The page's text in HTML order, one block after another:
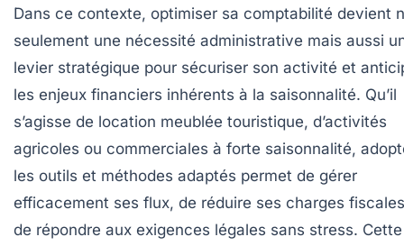
Dans ce contexte, optimiser sa comptabilité devient
seulement une nécessité administrative mais aussi
levier stratégique pour sécuriser son activité et
les enjeux financiers inhérents à la saisonnalité. Qu’il
s’agisse de location meublée touristique, d’activités
agricoles ou commerciales à forte saisonnalité,
les outils et méthodes adaptés permet de gérer
efficacement ses flux, de réduire ses charges
de répondre aux exigences légales sans stress. Cette